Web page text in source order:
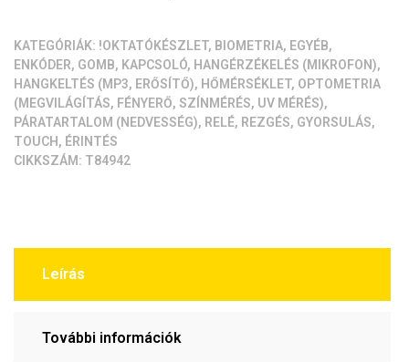
KATEGÓRIÁK: !OKTATÓKÉSZLET, BIOMETRIA, EGYÉB,
ENKÓDER, GOMB, KAPCSOLÓ, HANGÉRZÉKELÉS (MIKROFON),
HANGKELTÉS (MP3, ERŐSÍTŐ), HŐMÉRSÉKLET, OPTOMETRIA
(MEGVILÁGÍTÁS, FÉNYERŐ, SZÍNMÉRÉS, UV MÉRÉS),
PÁRATARTALOM (NEDVESSÉG), RELÉ, REZGÉS, GYORSULÁS,
TOUCH, ÉRINTÉS
CIKKSZÁM: T84942
Leírás
További információk